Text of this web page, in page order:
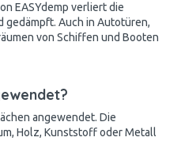
EASYdemp verliert die
gedämpft. Auch in Autotüren,
von Schiffen und Booten
angewendet. Die
Holz, Kunststoff oder Metall